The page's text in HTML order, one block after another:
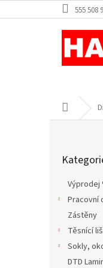
na
555 508
Domů
kategorie
Výprodej
Pracovní
Zástěny
Těsnící
Sokly,
DTD